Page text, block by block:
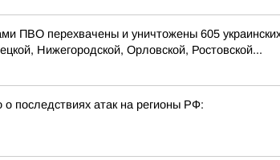
ПВО перехвачены и уничтожены 605
Нижегородской, Орловской, Ростовской...
о последствиях атак на регионы РФ: